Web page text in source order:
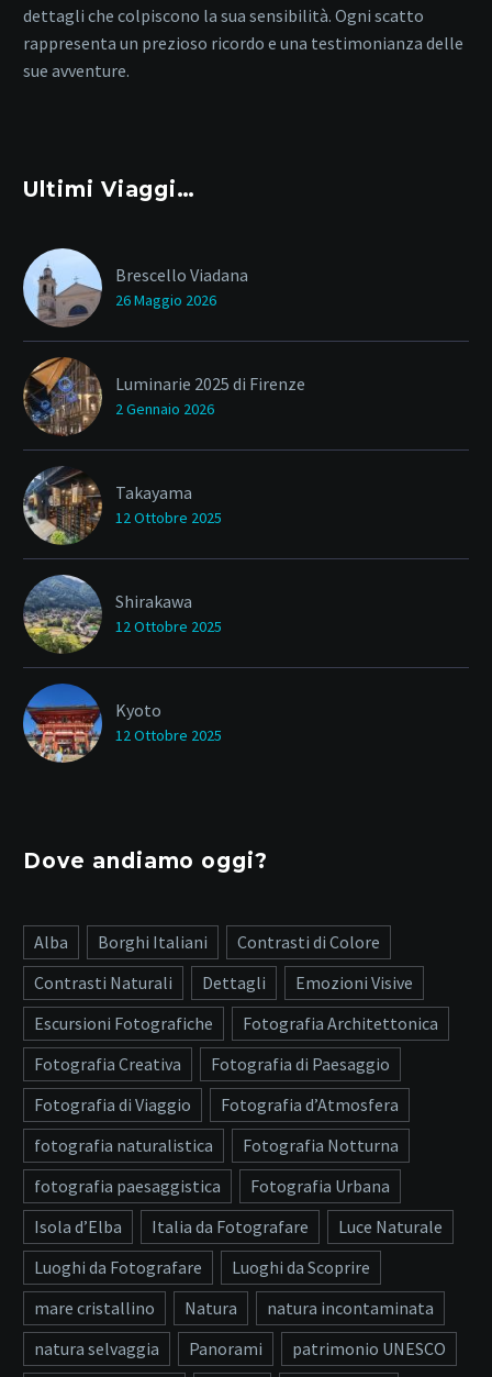
dettagli che colpiscono la sua sensibilità. Ogni scatto
rappresenta un prezioso ricordo e una testimonianza delle
sue avventure.
Ultimi Viaggi…
Brescello Viadana
26 Maggio 2026
Luminarie 2025 di Firenze
2 Gennaio 2026
Takayama
12 Ottobre 2025
Shirakawa
12 Ottobre 2025
Kyoto
12 Ottobre 2025
Dove andiamo oggi?
Alba Borghi Italiani
Contrasti di Colore
Contrasti Naturali
Dettagli
Emozioni Visive
Escursioni Fotografiche
Fotografia Architettonica
Fotografia Creativa
Fotografia di Paesaggio
Fotografia di Viaggio
Fotografia d’Atmosfera
fotografia naturalistica
Fotografia Notturna
fotografia paesaggistica
Fotografia Urbana
Isola d’Elba
Italia da Fotografare
Luce Naturale
Luoghi da Fotografare
Luoghi da Scoprire
mare cristallino
Natura
natura incontaminata
natura selvaggia
Panorami
patrimonio UNESCO